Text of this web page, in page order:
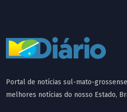
Portal de notícias sul-mato-
melhores notícias do nosso Estado,